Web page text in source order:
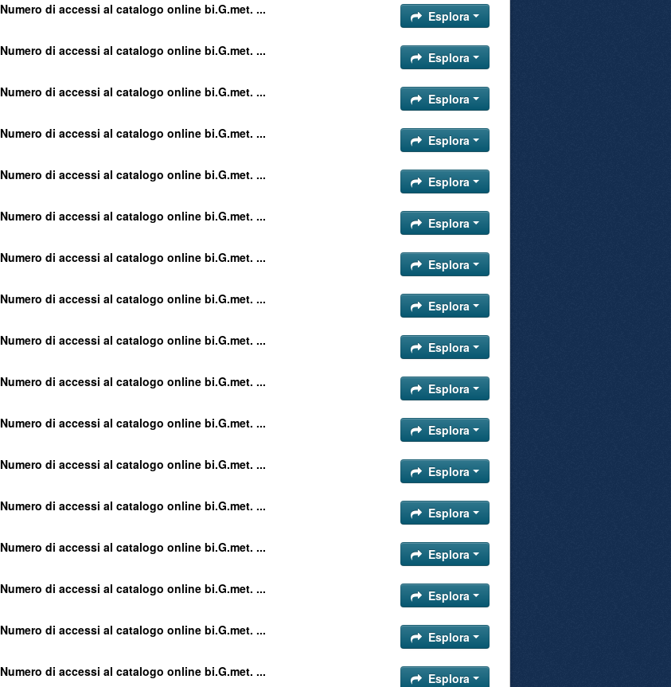
Numero di accessi al catalogo online bi.G.met. ... Esplora
Numero di accessi al catalogo online bi.G.met. ... Esplora
Numero di accessi al catalogo online bi.G.met. ... Esplora
Numero di accessi al catalogo online bi.G.met. ... Esplora
Numero di accessi al catalogo online bi.G.met. ... Esplora
Numero di accessi al catalogo online bi.G.met. ... Esplora
Numero di accessi al catalogo online bi.G.met. ... Esplora
Numero di accessi al catalogo online bi.G.met. ... Esplora
Numero di accessi al catalogo online bi.G.met. ... Esplora
Numero di accessi al catalogo online bi.G.met. ... Esplora
Numero di accessi al catalogo online bi.G.met. ... Esplora
Numero di accessi al catalogo online bi.G.met. ... Esplora
Numero di accessi al catalogo online bi.G.met. ... Esplora
Numero di accessi al catalogo online bi.G.met. ... Esplora
Numero di accessi al catalogo online bi.G.met. ... Esplora
Numero di accessi al catalogo online bi.G.met. ... Esplora
Numero di accessi al catalogo online bi.G.met. ... Esplora